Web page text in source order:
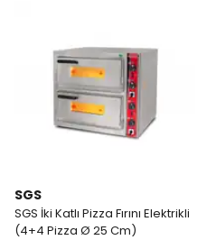
SGS
SGS İki Katlı Pizza Fırını Elektrikli
(4+4 Pizza Ø 25 Cm)